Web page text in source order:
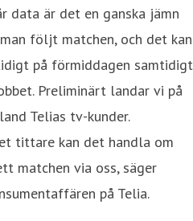
data är det en ganska jämn
följt matchen, och det kan
på förmiddagen samtidigt
Preliminärt landar vi på
Telias tv-kunder.
tittare kan det handla om
matchen via oss, säger
på Telia.